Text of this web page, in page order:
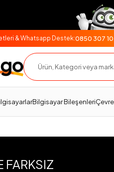
& Whatsapp Destek:0850 307 10
Bilgisayar Bileşenleri
FARKSIZ